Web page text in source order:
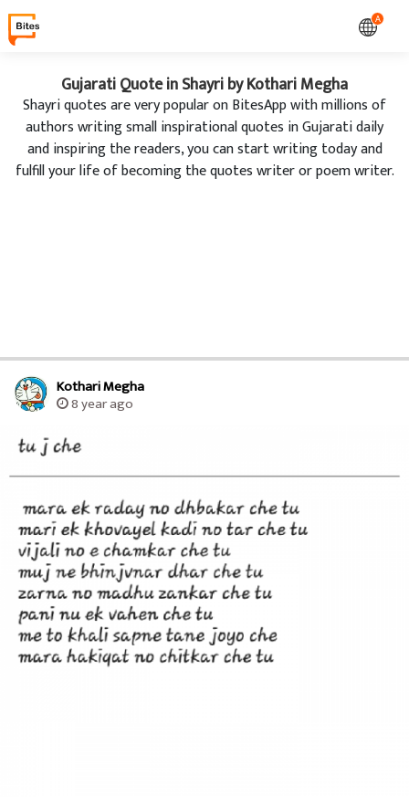
A
Gujarati Quote in Shayri by Kothari Megha
Shayri quotes are very popular on BitesApp with millions of
authors writing small inspirational quotes in Gujarati daily
and inspiring the readers, you can start writing today and
fulfill your life of becoming the quotes writer or poem writer.
Kothari Megha
8 year ago